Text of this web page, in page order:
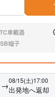
車載器
端子
→08/15(土)17:00
出発地へ返却